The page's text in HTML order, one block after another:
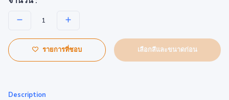
รายการที่ชอบ เลือกสีและขนาดก่อน
Description